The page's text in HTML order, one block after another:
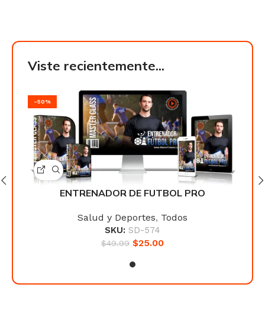
Viste recientemente...
-50%
ENTRENADOR DE FUTBOL PRO
Salud y Deportes, Todos
SKU: SD-574
$49.99 $25.00